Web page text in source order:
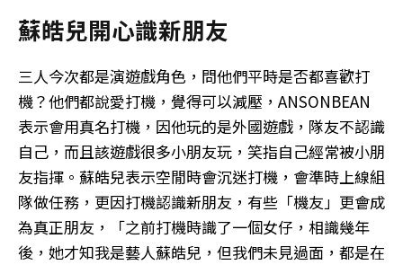
蘇皓兒開心識新朋友
三人今次都是演遊戲角色，問他們平時是否都喜歡打
機？他們都說愛打機，覺得可以減壓，ANSONBEAN
表示會用真名打機，因他玩的是外國遊戲，隊友不認識
自己，而且該遊戲很多小朋友玩，笑指自己經常被小朋
友指揮。蘇皓兒表示空閒時會沉迷打機，會準時上線組
隊做任務，更因打機認識新朋友，有些「機友」更會成
為真正朋友，「之前打機時識了一個女仔，相識幾年
後，她才知我是藝人蘇皓兒，但我們未見過面，都是在